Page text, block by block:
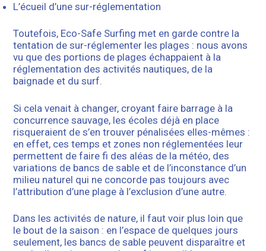
L’écueil d’une sur-réglementation
Toutefois, Eco-Safe Surfing met en garde contre la
tentation de sur-réglementer les plages : nous avons
vu que des portions de plages échappaient à la
réglementation des activités nautiques, de la
baignade et du surf.
Si cela venait à changer, croyant faire barrage à la
concurrence sauvage, les écoles déjà en place
risqueraient de s’en trouver pénalisées elles-mêmes :
en effet, ces temps et zones non réglementées leur
permettent de faire fi des aléas de la météo, des
variations de bancs de sable et de l’inconstance d’un
milieu naturel qui ne concorde pas toujours avec
l’attribution d’une plage à l’exclusion d’une autre.
Dans les activités de nature, il faut voir plus loin que
le bout de la saison : en l’espace de quelques jours
seulement, les bancs de sable peuvent disparaître et